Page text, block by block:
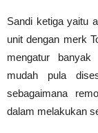
Sandi ketiga yaitu
unit dengan merk
mengatur
mudah pula
sebagaimana
dalam melakukan